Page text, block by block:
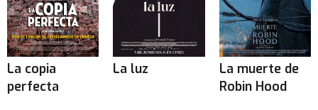
La copia
perfecta
La luz
La muerte de
Robin Hood